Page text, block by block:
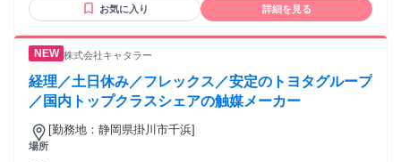
お気に入り 詳細を見る
株式会社キャタラー
経理／土日休み／フレックス／安定のトヨタグループ
／国内トップクラスシェアの触媒メーカー
場所
[勤務地：静岡県掛川市千浜]